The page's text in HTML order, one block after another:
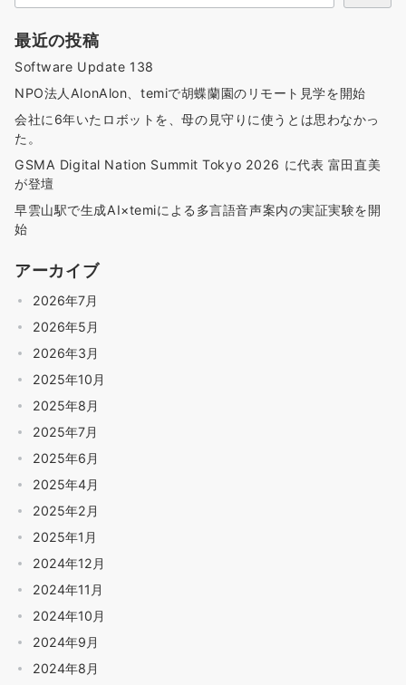
最近の投稿
Software Update 138
NPO法人AlonAlon、temiで胡蝶蘭園のリモート見学を開始
会社に6年いたロボットを、母の見守りに使うとは思わなかっ
た。
GSMA Digital Nation Summit Tokyo 2026 に代表 富田直美
が登壇
早雲山駅で生成AI×temiによる多言語音声案内の実証実験を開
始
アーカイブ
2026年7月
2026年5月
2026年3月
2025年10月
2025年8月
2025年7月
2025年6月
2025年4月
2025年2月
2025年1月
2024年12月
2024年11月
2024年10月
2024年9月
2024年8月